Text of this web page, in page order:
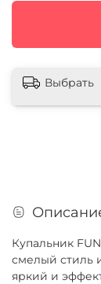
Выбрать
Купальник
смелый стиль
яркий и